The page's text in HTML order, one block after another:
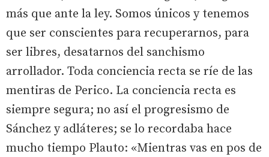
más que ante la ley. Somos únicos y tenemos
que ser conscientes para recuperarnos, para
ser libres, desatarnos del sanchismo
arrollador. Toda conciencia recta se ríe de las
mentiras de Perico. La conciencia recta es
siempre segura; no así el progresismo de
Sánchez y adláteres; se lo recordaba hace
mucho tiempo Plauto: «Mientras vas en pos de